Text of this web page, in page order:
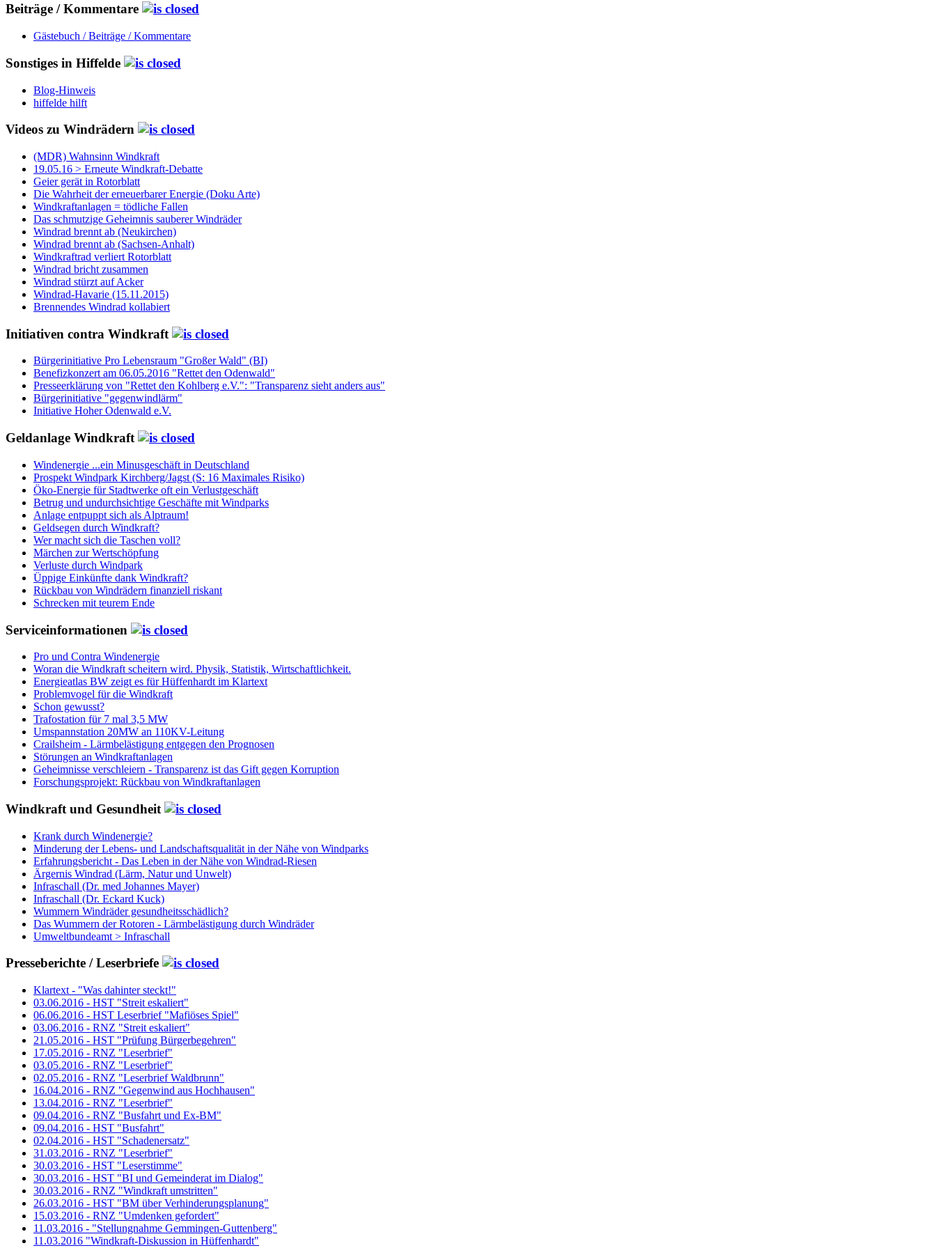
Beiträge / Kommentare
Gästebuch / Beiträge / Kommentare
Sonstiges in Hiffelde
Blog-Hinweis
hiffelde hilft
Videos zu Windrädern
(MDR) Wahnsinn Windkraft
19.05.16 > Erneute Windkraft-Debatte
Geier gerät in Rotorblatt
Die Wahrheit der erneuerbarer Energie (Doku Arte)
Windkraftanlagen = tödliche Fallen
Das schmutzige Geheimnis sauberer Windräder
Windrad brennt ab (Neukirchen)
Windrad brennt ab (Sachsen-Anhalt)
Windkraftrad verliert Rotorblatt
Windrad bricht zusammen
Windrad stürzt auf Acker
Windrad-Havarie (15.11.2015)
Brennendes Windrad kollabiert
Initiativen contra Windkraft
Bürgerinitiative Pro Lebensraum "Großer Wald" (BI)
Benefizkonzert am 06.05.2016 "Rettet den Odenwald"
Presseerklärung von "Rettet den Kohlberg e.V.": "Transparenz sieht anders aus"
Bürgerinitiative "gegenwindlärm"
Initiative Hoher Odenwald e.V.
Geldanlage Windkraft
Windenergie ...ein Minusgeschäft in Deutschland
Prospekt Windpark Kirchberg/Jagst (S: 16 Maximales Risiko)
Öko-Energie für Stadtwerke oft ein Verlustgeschäft
Betrug und undurchsichtige Geschäfte mit Windparks
Anlage entpuppt sich als Alptraum!
Geldsegen durch Windkraft?
Wer macht sich die Taschen voll?
Märchen zur Wertschöpfung
Verluste durch Windpark
Üppige Einkünfte dank Windkraft?
Rückbau von Windrädern finanziell riskant
Schrecken mit teurem Ende
Serviceinformationen
Pro und Contra Windenergie
Woran die Windkraft scheitern wird. Physik, Statistik, Wirtschaftlichkeit.
Energieatlas BW zeigt es für Hüffenhardt im Klartext
Problemvogel für die Windkraft
Schon gewusst?
Trafostation für 7 mal 3,5 MW
Umspannstation 20MW an 110KV-Leitung
Crailsheim - Lärmbelästigung entgegen den Prognosen
Störungen an Windkraftanlagen
Geheimnisse verschleiern - Transparenz ist das Gift gegen Korruption
Forschungsprojekt: Rückbau von Windkraftanlagen
Windkraft und Gesundheit
Krank durch Windenergie?
Minderung der Lebens- und Landschaftsqualität in der Nähe von Windparks
Erfahrungsbericht - Das Leben in der Nähe von Windrad-Riesen
Ärgernis Windrad (Lärm, Natur und Unwelt)
Infraschall (Dr. med Johannes Mayer)
Infraschall (Dr. Eckard Kuck)
Wummern Windräder gesundheitsschädlich?
Das Wummern der Rotoren - Lärmbelästigung durch Windräder
Umweltbundeamt > Infraschall
Presseberichte / Leserbriefe
Klartext - "Was dahinter steckt!"
03.06.2016 - HST "Streit eskaliert"
06.06.2016 - HST Leserbrief "Mafiöses Spiel"
03.06.2016 - RNZ "Streit eskaliert"
21.05.2016 - HST "Prüfung Bürgerbegehren"
17.05.2016 - RNZ "Leserbrief"
03.05.2016 - RNZ "Leserbrief"
02.05.2016 - RNZ "Leserbrief Waldbrunn"
16.04.2016 - RNZ "Gegenwind aus Hochhausen"
13.04.2016 - RNZ "Leserbrief"
09.04.2016 - RNZ "Busfahrt und Ex-BM"
09.04.2016 - HST "Busfahrt"
02.04.2016 - HST "Schadenersatz"
31.03.2016 - RNZ "Leserbrief"
30.03.2016 - HST "Leserstimme"
30.03.2016 - HST "BI und Gemeinderat im Dialog"
30.03.2016 - RNZ "Windkraft umstritten"
26.03.2016 - HST "BM über Verhinderungsplanung"
15.03.2016 - RNZ "Umdenken gefordert"
11.03.2016 - "Stellungnahme Gemmingen-Guttenberg"
11.03.2016 "Windkraft-Diskussion in Hüffenhardt"